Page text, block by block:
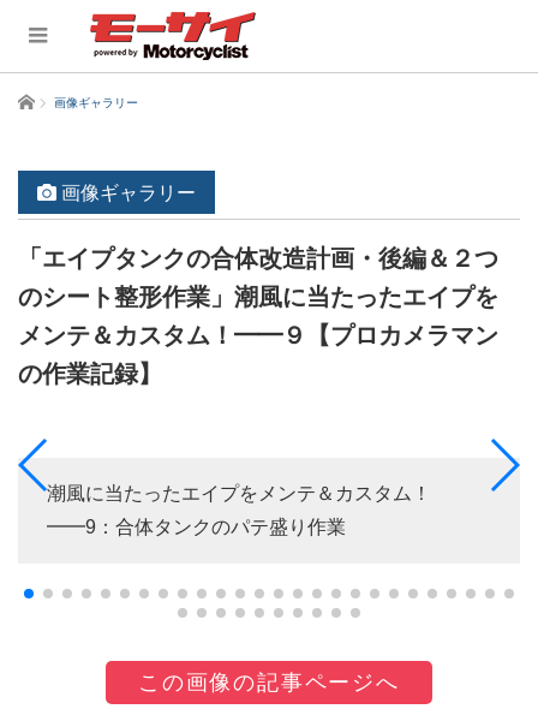
ホーム 画像ギャラリー
画像ギャラリー
「エイプタンクの合体改造計画・後編＆２つ
のシート整形作業」潮風に当たったエイプを
メンテ＆カスタム！━━９【プロカメラマン
の作業記録】
潮風に当たったエイプをメンテ＆カスタム！
━━9：合体タンクのパテ盛り作業
この画像の記事ページへ